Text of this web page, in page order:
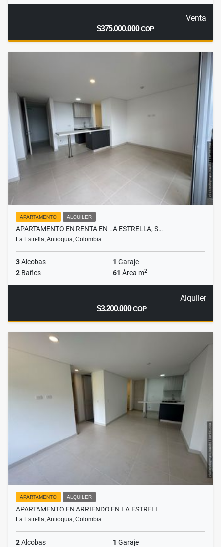
Venta
$375.000.000COP
APARTAMENTO ALQUILER
APARTAMENTO EN RENTA EN LA ESTRELLA, S…
La Estrella, Antioquia, Colombia
3Alcobas 1 Garaje
2 Baños 61 Área m2
Alquiler
$3.200.000COP
APARTAMENTO ALQUILER
APARTAMENTO EN ARRIENDO EN LA ESTRELL…
La Estrella, Antioquia, Colombia
2Alcobas 1 Garaje